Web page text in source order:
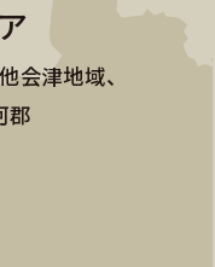
会津地域、
郡